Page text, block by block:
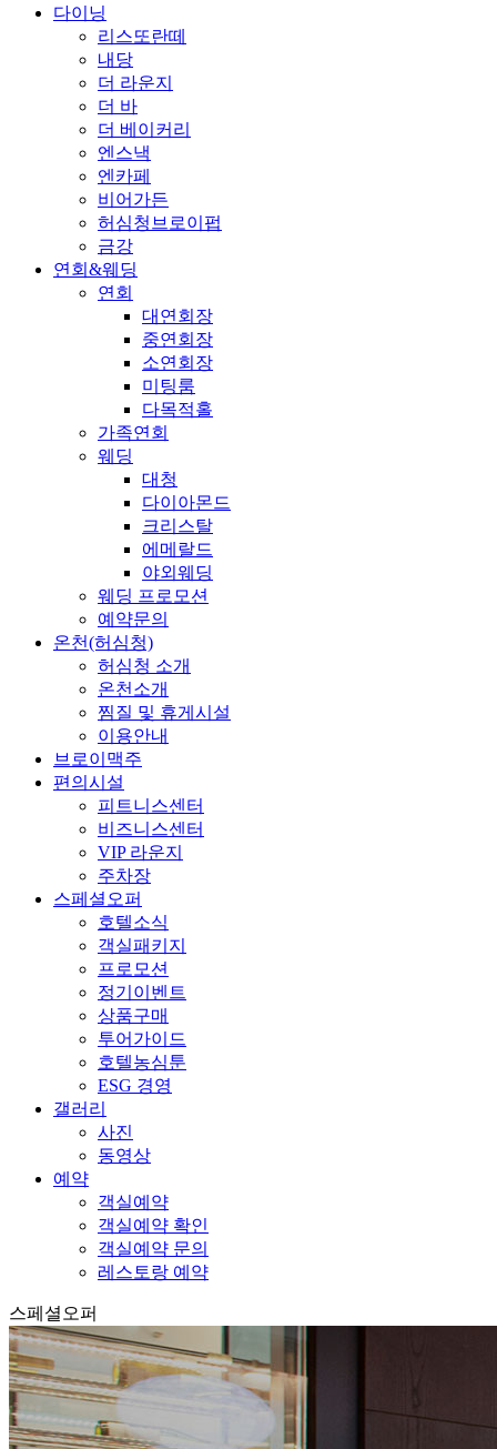
다이닝
리스또란떼
내당
더 라운지
더 바
더 베이커리
엔스낵
엔카페
비어가든
허심청브로이펍
금강
연회&웨딩
연회
대연회장
중연회장
소연회장
미팅룸
다목적홀
가족연회
웨딩
대청
다이아몬드
크리스탈
에메랄드
야외웨딩
웨딩 프로모션
예약문의
온천(허심청)
허심청 소개
온천소개
찜질 및 휴게시설
이용안내
브로이맥주
편의시설
피트니스센터
비즈니스센터
VIP 라운지
주차장
스페셜오퍼
호텔소식
객실패키지
프로모션
정기이벤트
상품구매
투어가이드
호텔농심툰
ESG 경영
갤러리
사진
동영상
예약
객실예약
객실예약 확인
객실예약 문의
레스토랑 예약
스페셜오퍼